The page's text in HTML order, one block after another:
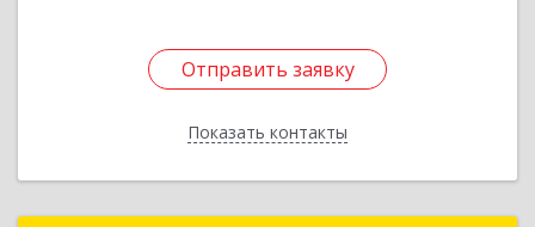
Отправить заявку
Показать контакты
Отправить заявку
Назад